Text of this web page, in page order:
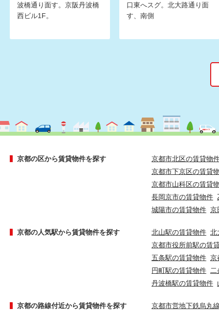
波橋通り面す。京阪丹波橋
西ビル1F。
口東へスグ。北大路通り面
す、南側
京都の区から賃貸物件を探す
京都市北区の賃貸物
京都市下京区の賃貸
京都市山科区の賃貸
長岡京市の賃貸物件
城陽市の賃貸物件 京
京都の人気駅から賃貸物件を探す 北山駅の賃貸物件 北
京都市役所前駅の賃
五条駅の賃貸物件 京
円町駅の賃貸物件
丹波橋駅の賃貸物件
京都の路線付近から賃貸物件を探す
京都市営地下鉄烏丸